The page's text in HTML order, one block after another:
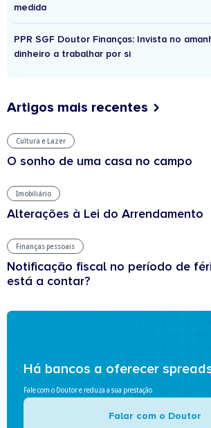
medida
PPR SGF Doutor Finanças: Invista no
dinheiro a trabalhar por si
Artigos mais recentes
Cultura e Lazer
O sonho de uma casa no campo
Imobiliário
Alterações à Lei do Arrendamento
Finanças pessoais
Notificação fiscal no período de
está a contar?
Há bancos a oferecer
Fale com o Doutor e reduza a sua prestação
Falar com o Doutor